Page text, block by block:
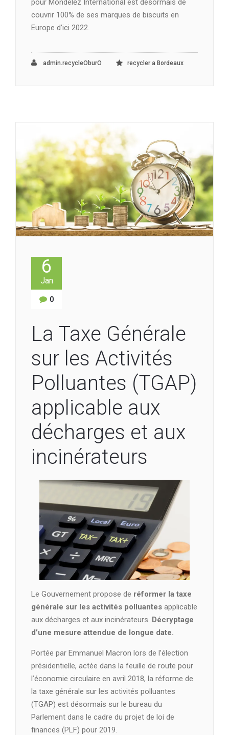
pour Mondelēz International est désormais de
couvrir 100% de ses marques de biscuits en
Europe d’ici 2022.
admin.recycleOburO recycler a Bordeaux
6
Jan
0
La Taxe Générale
sur les Activités
Polluantes (TGAP)
applicable aux
décharges et aux
incinérateurs
Le Gouvernement propose de réformer la taxe
générale sur les activités polluantes applicable
aux décharges et aux incinérateurs. Décryptage
d’une mesure attendue de longue date.
Portée par Emmanuel Macron lors de l’élection
présidentielle, actée dans la feuille de route pour
l’économie circulaire en avril 2018, la réforme de
la taxe générale sur les activités polluantes
(TGAP) est désormais sur le bureau du
Parlement dans le cadre du projet de loi de
finances (PLF) pour 2019.